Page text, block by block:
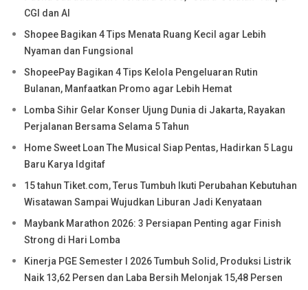
CGI dan AI
Shopee Bagikan 4 Tips Menata Ruang Kecil agar Lebih
Nyaman dan Fungsional
ShopeePay Bagikan 4 Tips Kelola Pengeluaran Rutin
Bulanan, Manfaatkan Promo agar Lebih Hemat
Lomba Sihir Gelar Konser Ujung Dunia di Jakarta, Rayakan
Perjalanan Bersama Selama 5 Tahun
Home Sweet Loan The Musical Siap Pentas, Hadirkan 5 Lagu
Baru Karya Idgitaf
15 tahun Tiket.com, Terus Tumbuh Ikuti Perubahan Kebutuhan
Wisatawan Sampai Wujudkan Liburan Jadi Kenyataan
Maybank Marathon 2026: 3 Persiapan Penting agar Finish
Strong di Hari Lomba
Kinerja PGE Semester I 2026 Tumbuh Solid, Produksi Listrik
Naik 13,62 Persen dan Laba Bersih Melonjak 15,48 Persen